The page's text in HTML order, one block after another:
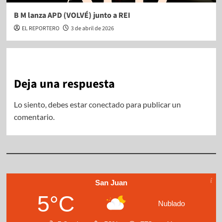
B M lanza APD (VOLVÉ) junto a REI
EL REPORTERO 3 de abril de 2026
Deja una respuesta
Lo siento, debes estarconectadopara publicar un
comentario.
San Juan
5°C Nublado